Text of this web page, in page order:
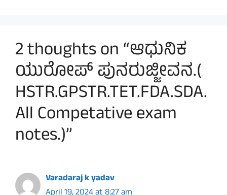
2 thoughts on “ಆಧುನಿಕ
ಯುರೋಪ್ ಪುನರುಜ್ಜೀವನ.(
HSTR.GPSTR.TET.FDA.SDA.
All Competative exam
notes.)”
Varadaraj k yadav